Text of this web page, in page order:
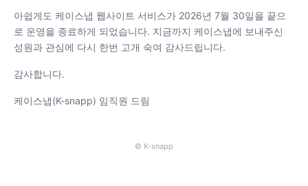
아쉽게도 케이스냅 웹사이트 서비스가 2026년 7월 30일을 끝으
로 운영을 종료하게 되었습니다. 지금까지 케이스냅에 보내주신
성원과 관심에 다시 한번 고개 숙여 감사드립니다.
감사합니다.
케이스냅(K-snapp) 임직원 드림
© K-snapp